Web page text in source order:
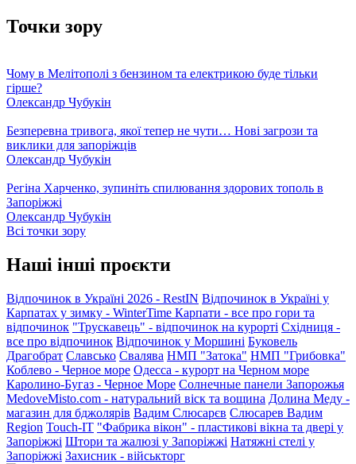
Точки зору
Чому в Мелітополі з бензином та електрикою буде тільки
гірше?
Олександр Чубукін
Безперевна тривога, якої тепер не чути… Нові загрози та
виклики для запоріжців
Олександр Чубукін
Регіна Харченко, зупиніть спилювання здорових тополь в
Запоріжжі
Олександр Чубукін
Всі точки зору
Наші інші проєкти
Відпочинок в Україні 2026 - RestIN Відпочинок в Україні у
Карпатах у зимку - WinterTime Карпати - все про гори та
відпочинок "Трускавець" - відпочинок на курорті Східниця -
все про відпочинок Відпочинок у Моршині Буковель
Драгобрат Славсько Свалява НМП "Затока" НМП "Грибовка"
Коблево - Черное море Одесса - курорт на Черном море
Каролино-Бугаз - Черное Море Солнечные панели Запорожья
MedoveMisto.com - натуральний віск та вощина Долина Меду -
магазин для бджолярів Вадим Слюсарєв Слюсарев Вадим
Region Touch-IT "Фабрика вікон" - пластикові вікна та двері у
Запоріжжі Штори та жалюзі у Запоріжжі Натяжні стелі у
Запоріжжі Захисник - військторг